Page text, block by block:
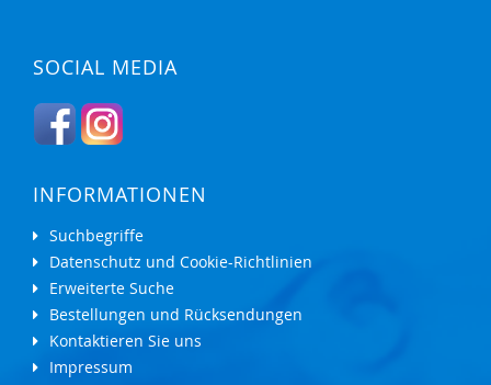
SOCIAL MEDIA
INFORMATIONEN
Suchbegriffe
Datenschutz und Cookie-Richtlinien
Erweiterte Suche
Bestellungen und Rücksendungen
Kontaktieren Sie uns
Impressum